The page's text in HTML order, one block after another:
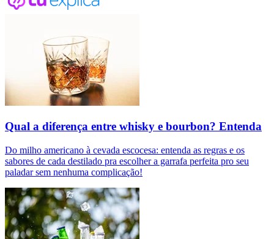
Qual a diferença entre whisky e bourbon? Entenda
Do milho americano à cevada escocesa: entenda as regras e os
sabores de cada destilado pra escolher a garrafa perfeita pro seu
paladar sem nenhuma complicação!